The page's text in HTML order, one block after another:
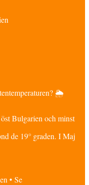
🌦️
Bulgarien och minst
de 19° graden. I Maj
• Se